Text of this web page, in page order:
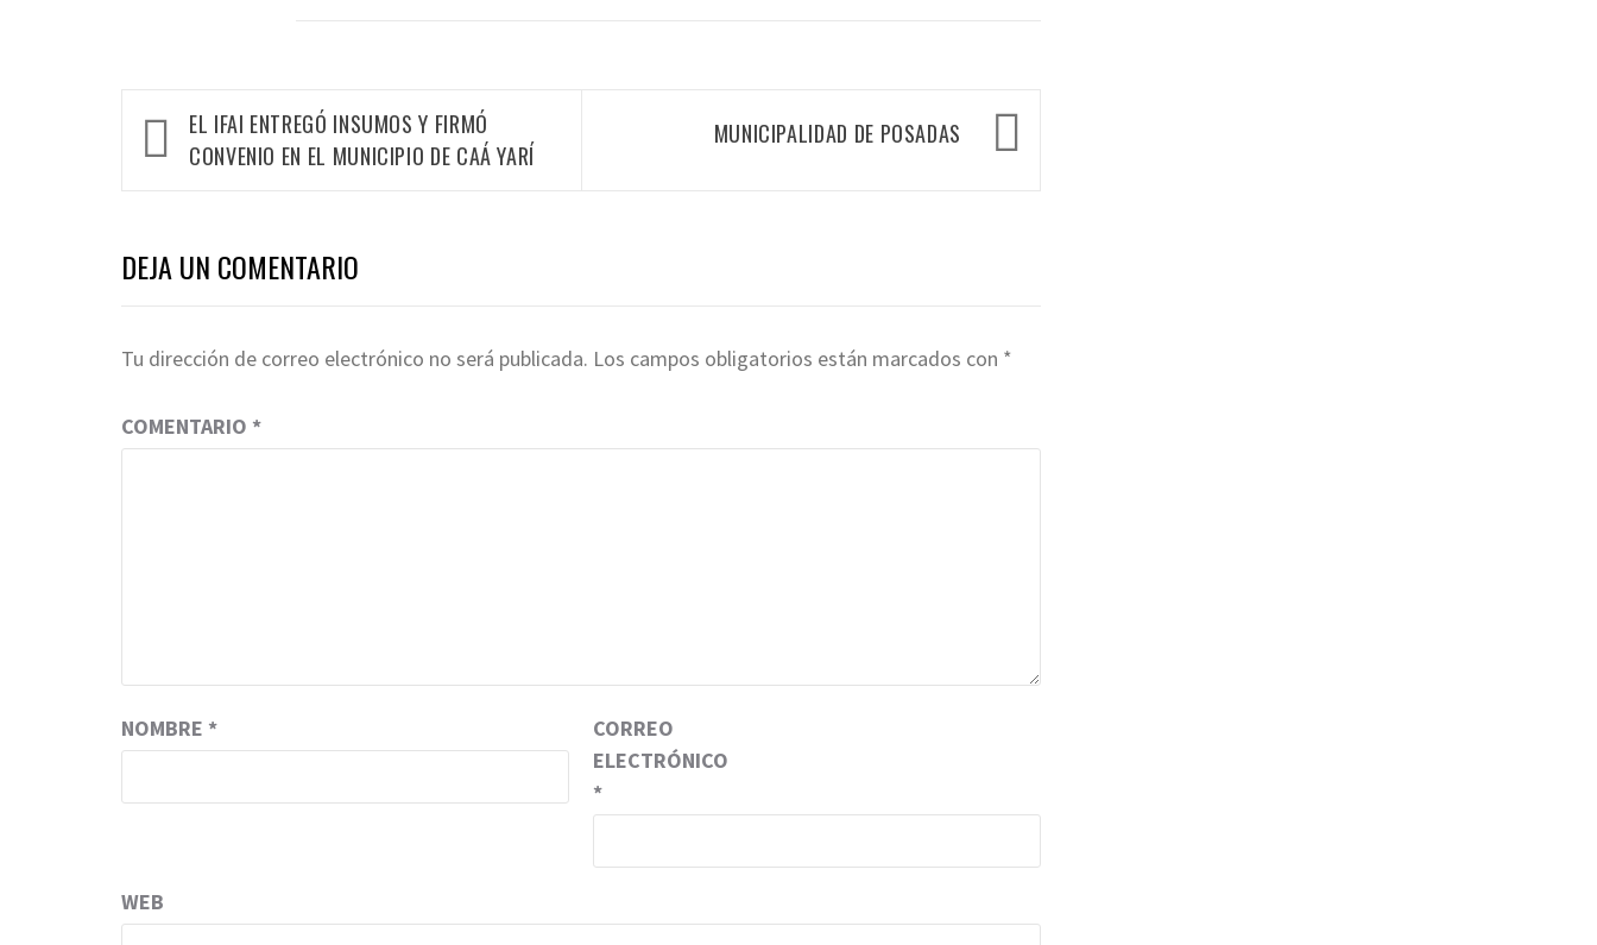
Navegación
de
EL IFAI ENTREGÓ INSUMOS Y FIRMÓ
CONVENIO EN EL MUNICIPIO DE CAÁ YARÍ
MUNICIPALIDAD DE POSADAS
DEJA UN COMENTARIO
Tu dirección de correo electrónico no será publicada. Los campos obligatorios están marcados con *
COMENTARIO *
NOMBRE *
CORREO
ELECTRÓNICO
*
WEB